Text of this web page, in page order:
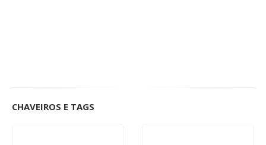
CHAVEIROS E TAGS